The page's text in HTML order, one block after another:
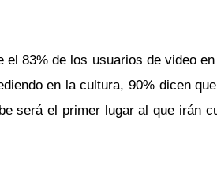
el 83% de los usuarios de video
en la cultura, 90% dicen
será el primer lugar al que irán